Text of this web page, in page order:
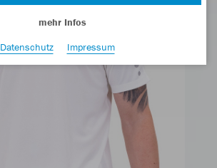
mehr Infos
Datenschutz
Impressum